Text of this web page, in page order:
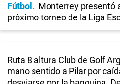
Fútbol
Monterrey presentó
próximo torneo de la Liga
Ruta 8 altura Club de Golf
mano sentido a Pilar por